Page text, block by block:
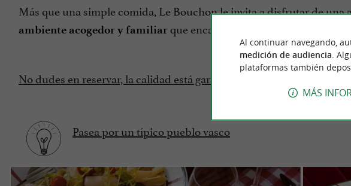
Más que una simple comida, Le Bouchon le invita a disfrutar de
ambiente acogedor y familiarque encarna a la perfección la cultura
No dudes en reservar, la calidad está garantizada en este reconocido
Pasea por un típico pueblo vasco
Al continuar navegando,
medición de audiencia .
plataformas también
MÁS